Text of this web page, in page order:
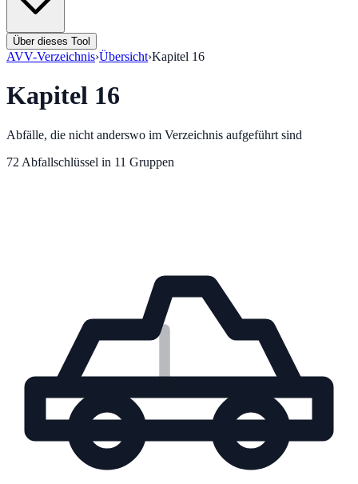
Über dieses Tool
AVV-Verzeichnis›Übersicht›Kapitel 16
Kapitel 16
Abfälle, die nicht anderswo im Verzeichnis aufgeführt sind
72 Abfallschlüssel in 11 Gruppen